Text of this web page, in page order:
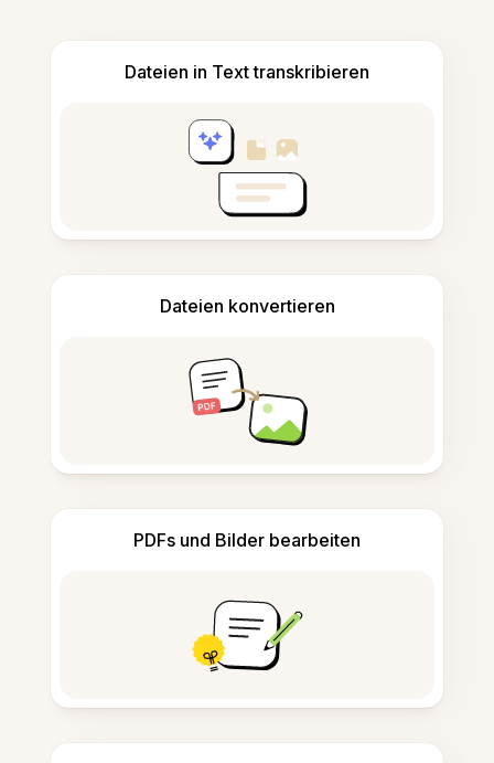
Dateien in Text transkribieren
Dateien konvertieren
PDFs und Bilder bearbeiten